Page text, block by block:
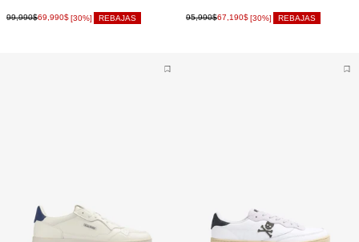
99,990$69,990$[30%] REBAJAS 95,990$67,190$[30%] REBAJAS